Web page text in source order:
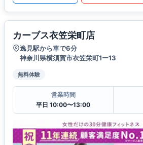
カーブス衣笠栄町店
逸見駅から車で6分
神奈川県横須賀市衣笠栄町1ー13
無料体験
営業時間
平日 10:00〜13:00